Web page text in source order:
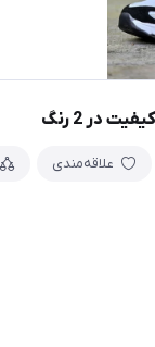
علاقه‌مندی